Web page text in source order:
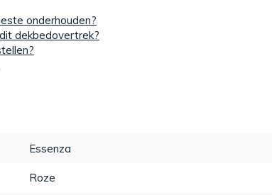
onderhouden?
dekbedovertrek?
Essenza
Roze